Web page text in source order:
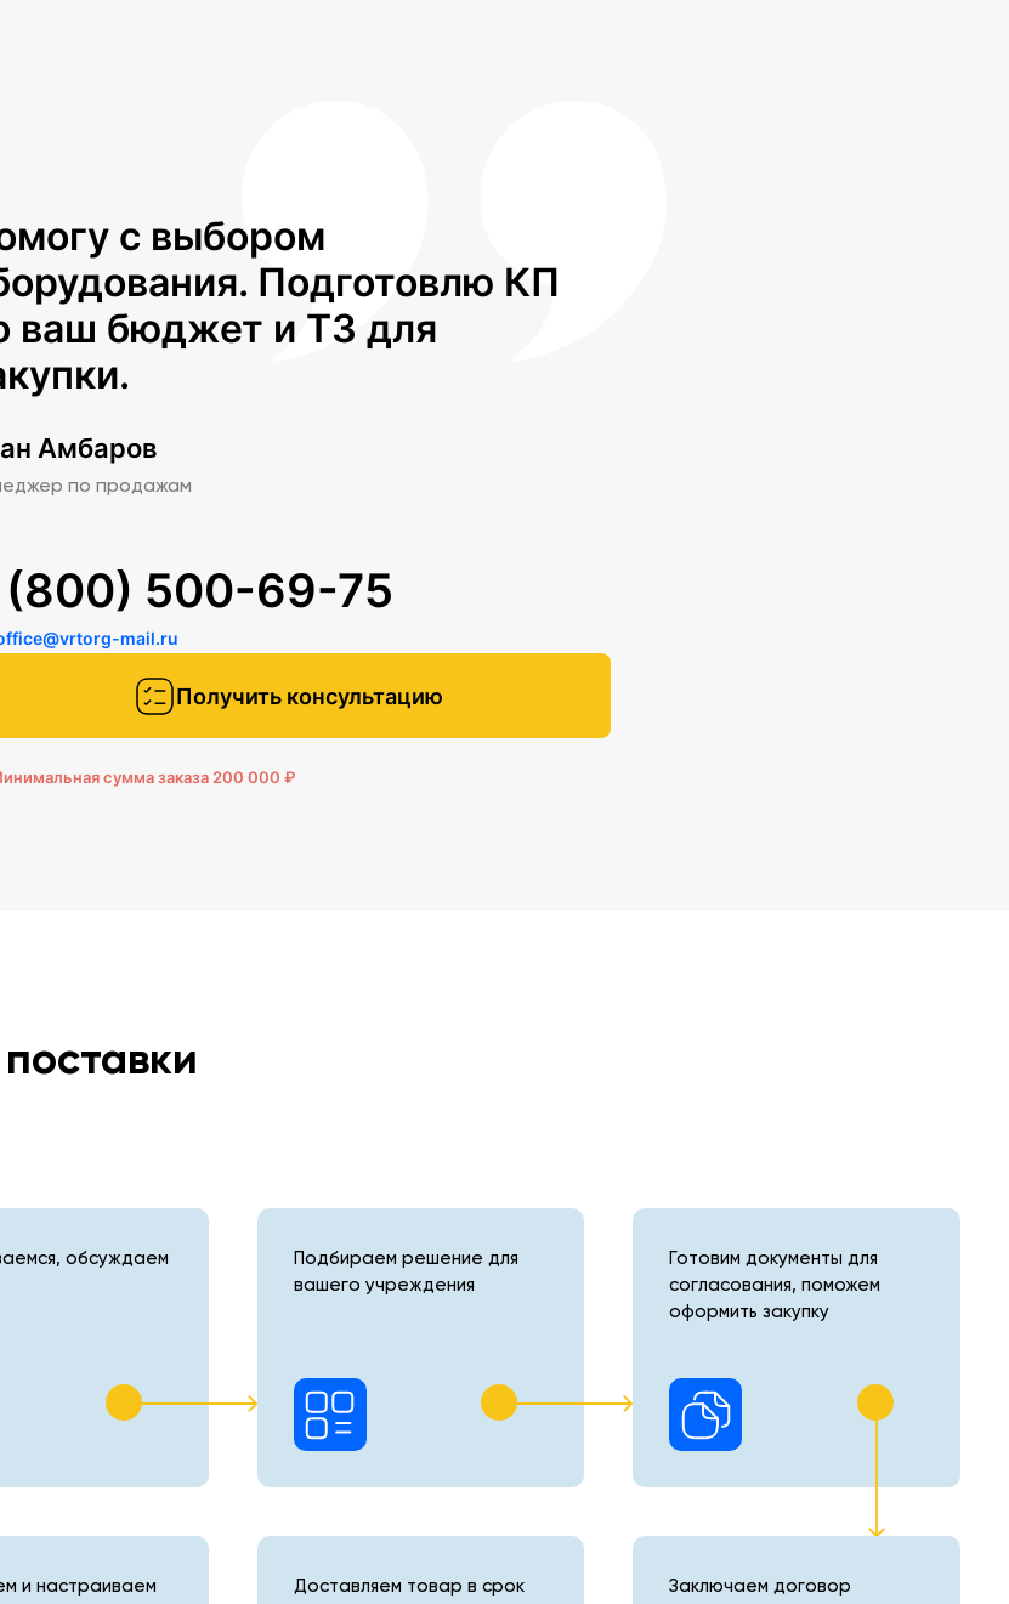
с выбором
Подготовлю КП
ваш бюджет и ТЗ для
Амбаров
по продажам
Получить консультацию
(800) 500-69-75
mail.ru
сумма заказа 200 000 ₽
обсуждаем
Подбираем решение для
вашего учреждения
Готовим документы для
согласования, поможем
оформить закупку
и настраиваем
Доставляем товар в срок Заключаем договор